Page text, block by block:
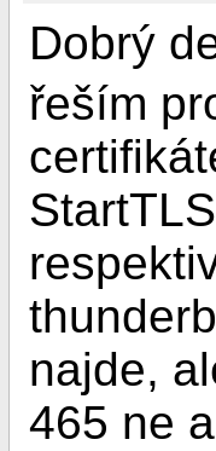
Dobrý
řeším
najde,
465 ne